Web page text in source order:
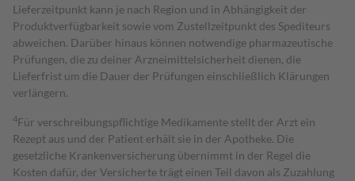
Lieferzeitpunkt kann je nach Region und in Abhängigkeit der
Produktverfügbarkeit sowie vom Zustellzeitpunkt des Spediteurs
abweichen. Darüber hinaus können notwendige pharmazeutische
Prüfungen, die zu deiner Arzneimittelsicherheit dienen, die
Lieferfrist um die Dauer der Prüfungen einschließlich Klärungen
verlängern.
4Für verschreibungspflichtige Medikamente stellt der Arzt ein
Rezept aus und der Patient erhält sie in der Apotheke. Die
gesetzliche Krankenversicherung übernimmt in der Regel die
Kosten dafür, der Versicherte trägt einen Teil davon als Zuzahlung